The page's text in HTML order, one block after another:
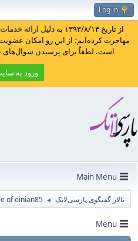
Log in
از تاریخ ۱۳۹۳/۸/۱۴ به دلیل ارائه خدمات
مهاجرت کرده‌ایم؛ از این رو امکان
است. لطفاً برای پرسیدن سوال‌های
ورود به
Main Menu
تالار گفتگوی پارسی‌لاتک ◄
of einian85
Menu